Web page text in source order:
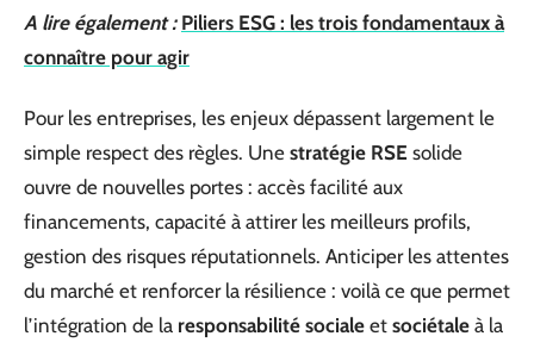
A lire également : Piliers ESG : les trois fondamentaux à
connaître pour agir
Pour les entreprises, les enjeux dépassent largement le
simple respect des règles. Une stratégie RSE solide
ouvre de nouvelles portes : accès facilité aux
financements, capacité à attirer les meilleurs profils,
gestion des risques réputationnels. Anticiper les attentes
du marché et renforcer la résilience : voilà ce que permet
l’intégration de la responsabilité sociale et sociétale à la